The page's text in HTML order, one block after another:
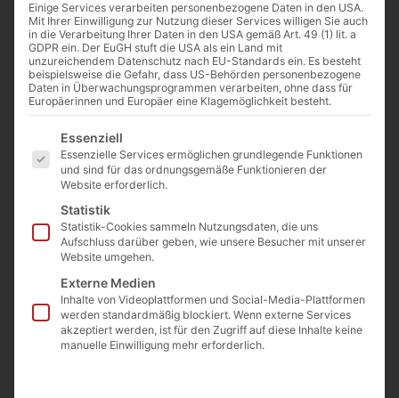
Warum es in der Fastenzeit
nicht um MICH geht –
Wider den geistigen und
körperlichen Detox
Die Kirche wehrt sich gegen den
Weihnachtsmann und Coca Cola,
die steigenden Preise für
Ostergeschenke und allen
möglichen „Kommerz“, der um
ihre Feste getrieben...
Psychotherapeut: Auf
Süßes verzichten „hat
keinen spirituellen Wert“
Fasten ist nicht gleich Fasten. Bei
Einige Services verarbeiten personenbezogene Daten in den USA.
Mit Ihrer Einwilligung zur Nutzung dieser Services willigen Sie auch
in die Verarbeitung Ihrer Daten in den USA gemäß Art. 49 (1) lit. a
GDPR ein. Der EuGH stuft die USA als ein Land mit
unzureichendem Datenschutz nach EU-Standards ein. Es besteht
beispielsweise die Gefahr, dass US-Behörden personenbezogene
Daten in Überwachungsprogrammen verarbeiten, ohne dass für
Europäerinnen und Europäer eine Klagemöglichkeit besteht.
Es folgt eine Liste der Service-Gruppen, für die eine
Essenziell
Essenzielle Services ermöglichen grundlegende Funktionen
und sind für das ordnungsgemäße Funktionieren der
Website erforderlich.
Statistik
Statistik-Cookies sammeln Nutzungsdaten, die uns
Aufschluss darüber geben, wie unsere Besucher mit unserer
Website umgehen.
Externe Medien
Inhalte von Videoplattformen und Social-Media-Plattformen
werden standardmäßig blockiert. Wenn externe Services
akzeptiert werden, ist für den Zugriff auf diese Inhalte keine
manuelle Einwilligung mehr erforderlich.